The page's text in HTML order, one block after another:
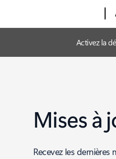
Activez la
Mises à
Recevez les